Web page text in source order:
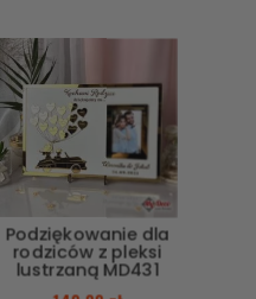
Podziękowanie dla
rodziców z pleksi
lustrzaną MD431